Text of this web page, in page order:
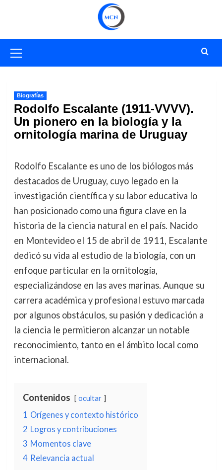
primario
Biografías
Rodolfo Escalante (1911-VVVV).
Un pionero en la biología y la
ornitología marina de Uruguay
Rodolfo Escalante es uno de los biólogos más
destacados de Uruguay, cuyo legado en la
investigación científica y su labor educativa lo
han posicionado como una figura clave en la
historia de la ciencia natural en el país. Nacido
en Montevideo el 15 de abril de 1911, Escalante
dedicó su vida al estudio de la biología, con un
enfoque particular en la ornitología,
especializándose en las aves marinas. Aunque su
carrera académica y profesional estuvo marcada
por algunos obstáculos, su pasión y dedicación a
la ciencia le permitieron alcanzar un notable
reconocimiento, tanto en el ámbito local como
internacional.
Contenidos ocultar
1 Orígenes y contexto histórico
2 Logros y contribuciones
3 Momentos clave
4 Relevancia actual